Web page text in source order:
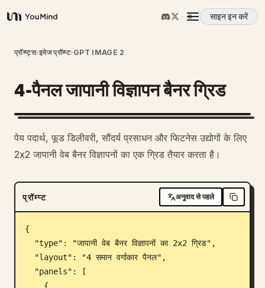
YouMind
साइन इन करें
अवलोकन
उपयोग के मामले
मूल्य निर्धारण
डाउनलोड
प्रॉम्प्ट्स›इमेज प्रॉम्प्ट›GPT IMAGE 2
4-पैनल जापानी विज्ञापन बैनर ग्रिड
पेय पदार्थ, फूड डिलीवरी, सौंदर्य प्रसाधन और फिटनेस उद्योगों के लिए
2x2 जापानी वेब बैनर विज्ञापनों का एक ग्रिड तैयार करता है।
प्रॉम्प्ट अनुवाद से पहले
{